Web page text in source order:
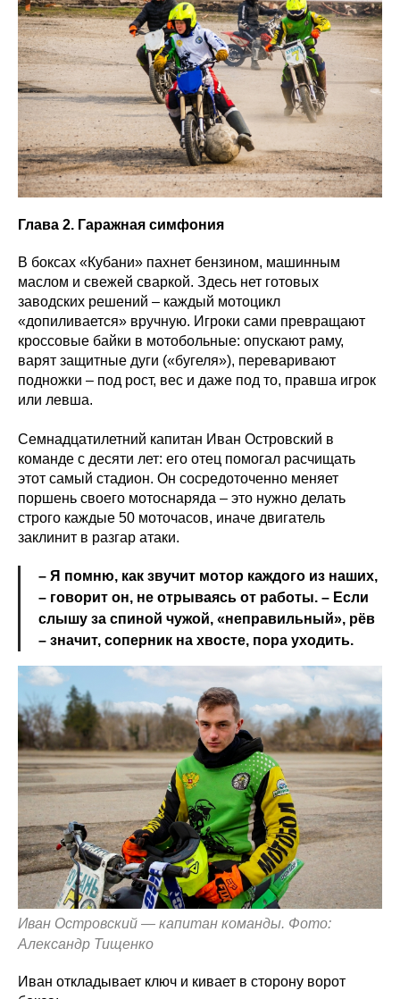
Глава 2. Гаражная симфония
В боксах «Кубани» пахнет бензином, машинным
маслом и свежей сваркой. Здесь нет готовых
заводских решений – каждый мотоцикл
«допиливается» вручную. Игроки сами превращают
кроссовые байки в мотобольные: опускают раму,
варят защитные дуги («бугеля»), переваривают
подножки – под рост, вес и даже под то, правша игрок
или левша.
Семнадцатилетний капитан Иван Островский в
команде с десяти лет: его отец помогал расчищать
этот самый стадион. Он сосредоточенно меняет
поршень своего мотоснаряда – это нужно делать
строго каждые 50 моточасов, иначе двигатель
заклинит в разгар атаки.
– Я помню, как звучит мотор каждого из наших,
– говорит он, не отрываясь от работы. – Если
слышу за спиной чужой, «неправильный», рёв
– значит, соперник на хвосте, пора уходить.
Иван Островский — капитан команды. Фото:
Александр Тищенко
Иван откладывает ключ и кивает в сторону ворот